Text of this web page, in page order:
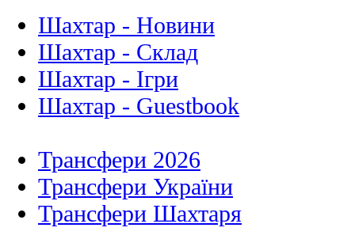
Шахтар - Новини
Шахтар - Склад
Шахтар - Ігри
Шахтар - Guestbook
Трансфери 2026
Трансфери України
Трансфери Шахтаря